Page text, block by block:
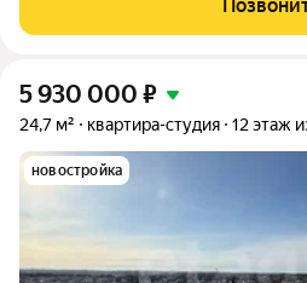
высокими потолками,
5 930 000 ₽
24,7 м² квартира-студия 12 этаж
новостройка